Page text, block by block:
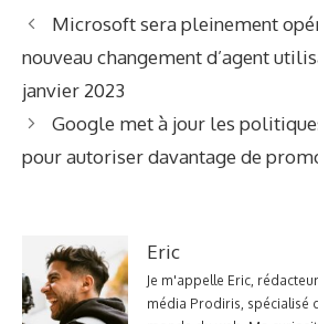
Microsoft sera pleinement
nouveau changement d’agent
janvier 2023
Google met à jour les
pour autoriser davantage de
Eric
Je m'appelle Eric,
média Prodiris, spécialisé